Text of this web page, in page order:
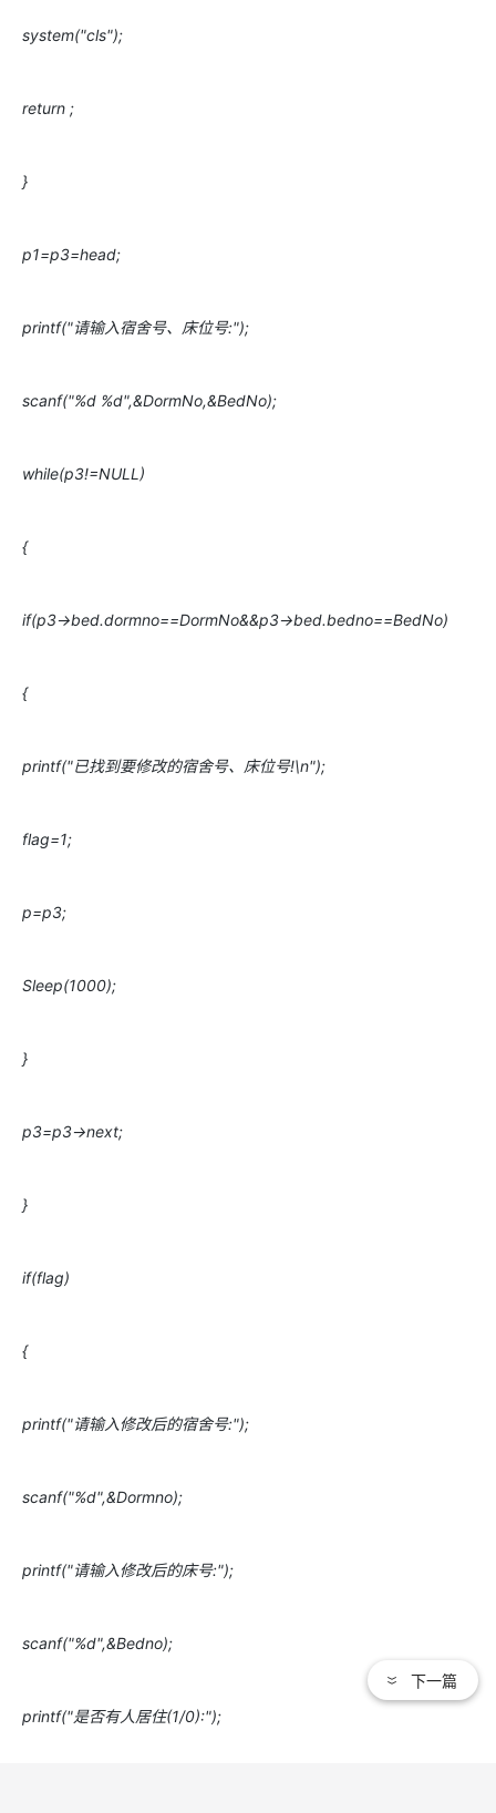
system("cls");
return ;
}
p1=p3=head;
printf("请输入宿舍号、床位号:");
scanf("%d %d",&DormNo,&BedNo);
while(p3!=NULL)
{
if(p3->bed.dormno==DormNo&&p3->bed.bedno==BedNo)
{
printf("已找到要修改的宿舍号、床位号!\n");
flag=1;
p=p3;
Sleep(1000);
}
p3=p3->next;
}
if(flag)
{
printf("请输入修改后的宿舍号:");
scanf("%d",&Dormno);
printf("请输入修改后的床号:");
scanf("%d",&Bedno);
printf("是否有人居住(1/0):");
下一篇